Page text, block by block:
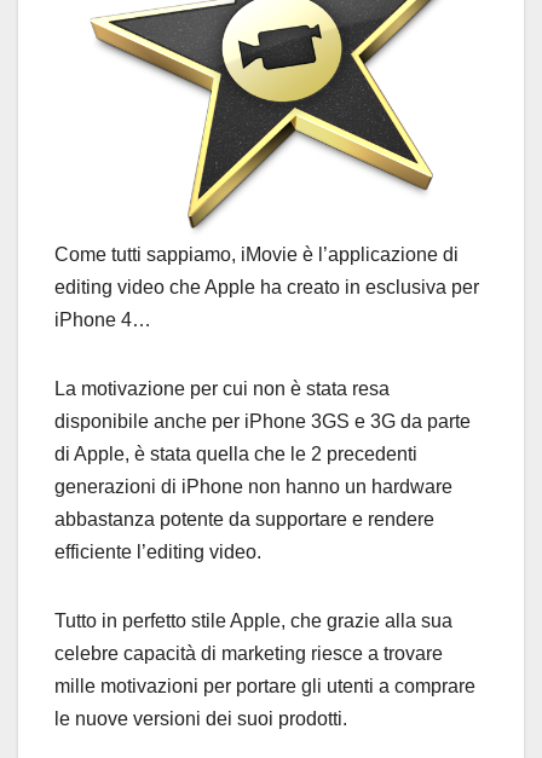
Come tutti sappiamo, iMovie è l’applicazione di
editing video che Apple ha creato in esclusiva per
iPhone 4…
La motivazione per cui non è stata resa
disponibile anche per iPhone 3GS e 3G da parte
di Apple, è stata quella che le 2 precedenti
generazioni di iPhone non hanno un hardware
abbastanza potente da supportare e rendere
efficiente l’editing video.
Tutto in perfetto stile Apple, che grazie alla sua
celebre capacità di marketing riesce a trovare
mille motivazioni per portare gli utenti a comprare
le nuove versioni dei suoi prodotti.